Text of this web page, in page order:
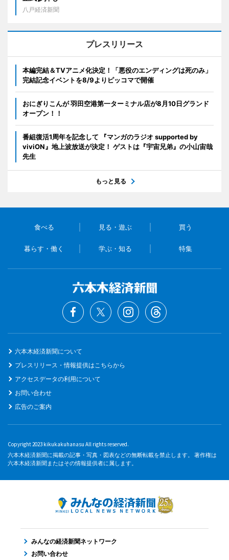
八戸経済新聞
プレスリリース
本編完結＆TVアニメ化決定！「悪役のエンディングは死のみ」
完結記念イベントを8/9よりピッコマで開催
おにぎりこんが 羽田空港第一ターミナル店が8月10日グランド
オープン！！
番組復活1周年を記念して 『マンガのラジオ supported by
viviON』地上波放送が決定！ ゲストは『宇宙兄弟』の小山宙哉
先生
もっと見る
食べる 見る・遊ぶ 買う
暮らす・働く 学ぶ・知る 特集
六本木経済新聞について
プレスリリース・情報提供はこちらから
アクセスデータの利用について
お問い合わせ
広告のご案内
Copyright 2023 kikukakuhanasu All rights reserved.
六本木経済新聞に掲載の記事・写真・図表などの無断転載を禁止します。 著作権は
六本木経済新聞またはその情報提供者に属します。
みんなの経済新聞ネットワーク
お問い合わせ